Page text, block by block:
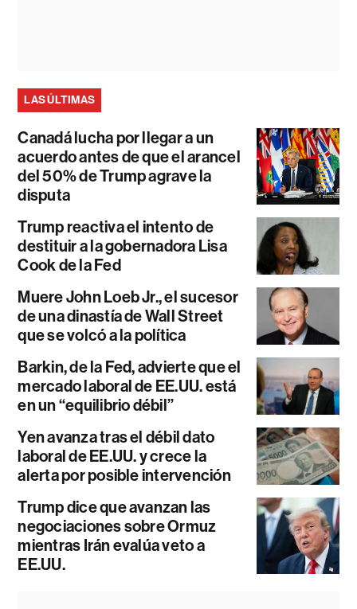
LAS ÚLTIMAS
Canadá lucha por llegar a un
acuerdo antes de que el arancel
del 50% de Trump agrave la
disputa
Trump reactiva el intento de
destituir a la gobernadora Lisa
Cook de la Fed
Muere John Loeb Jr., el sucesor
de una dinastía de Wall Street
que se volcó a la política
Barkin, de la Fed, advierte que el
mercado laboral de EE.UU. está
en un “equilibrio débil”
Yen avanza tras el débil dato
laboral de EE.UU. y crece la
alerta por posible intervención
Trump dice que avanzan las
negociaciones sobre Ormuz
mientras Irán evalúa veto a
EE.UU.